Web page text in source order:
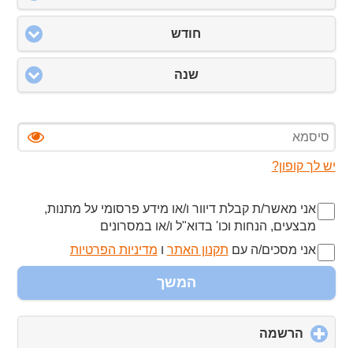
חודש
שנה
יש לך קופון?
אני מאשר/ת קבלת דיוור ו/או מידע פרסומי על מתנות,
מבצעים, הנחות וכו' בדוא"ל ו/או במסרונים
אני מסכים/ה עם תקנון האתר ו מדיניות הפרטיות
המשך
הרשמה